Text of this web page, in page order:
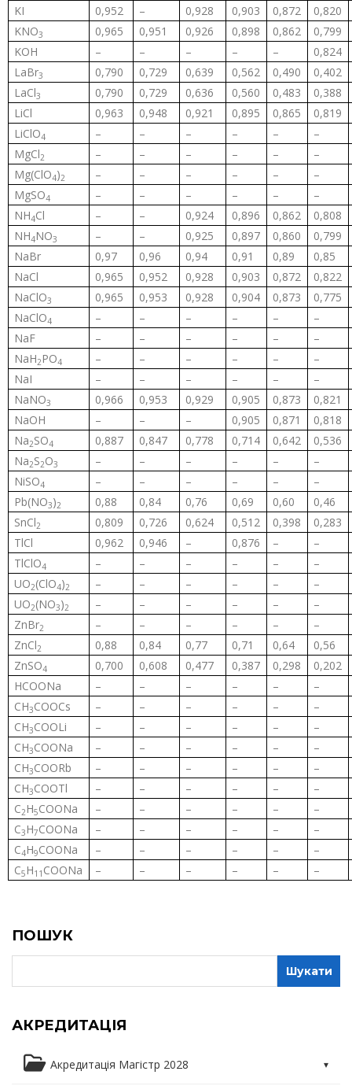
KI
0,952 – 0,928 0,903 0,872
0,820
KNO3 0,965 0,951 0,926 0,898 0,862
0,799
KOH
– – – – –
0,824
LaBr3 0,790 0,729 0,639 0,562 0,490
0,402
LaCl3 0,790 0,729 0,636 0,560 0,483
0,388
LiCl
0,963 0,948 0,921 0,895 0,865
0,819
LiClO4 – – – – –
–
MgCl2 – – – – –
–
Mg(ClO4)2 – – – – –
–
MgSO4 – – – – –
–
NH4Cl – – 0,924 0,896 0,862
0,808
NH4NO3 – – 0,925 0,897 0,860
0,799
NaBr
0,97 0,96 0,94 0,91 0,89
0,85
NaCl
0,965 0,952 0,928 0,903 0,872
0,822
NaClO3 0,965 0,953 0,928 0,904 0,873
0,775
NaClO4 – – – – –
–
NaF
– – – – –
–
NaH2 PO4 – – – – –
–
NaI
– – – – –
–
NaNO3 0,966 0,953 0,929 0,905 0,873
0,821
NaOH
– – – 0,905 0,871
0,818
Na2SO4 0,887 0,847 0,778 0,714 0,642
0,536
Na2S2O3 – – – – –
–
NiSO4 – – – – –
–
Pb(NO3)2 0,88 0,84 0,76 0,69 0,60
0,46
SnCl2 0,809 0,726 0,624 0,512 0,398
0,283
TlCl
0,962 0,946 – 0,876 –
–
TlClO4 – – – – –
–
UO2(ClO4)2 – – – – –
–
UO2(NO3)2 – – – – –
–
ZnBr2 – – – – –
–
ZnCl2 0,88 0,84 0,77 0,71 0,64
0,56
ZnSO4 0,700 0,608 0,477 0,387 0,298
0,202
HCOONa
– – – – –
–
CH3COOCs – – – – –
–
CH3COOLi – – – – –
–
CH3COONa – – – – –
–
CH3COORb – – – – –
–
CH3COOTl – – – – –
–
C2 H5COONa – – – – –
–
C3 H7COONa – – – – –
–
C4H9COONa – – – – –
–
C5 H11 COONa – – – – – –
ПОШУК
АКРЕДИТАЦІЯ
Акредитація Магістр 2028